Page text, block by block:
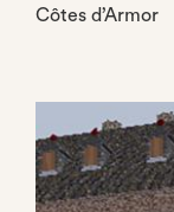
Côtes d’Armor